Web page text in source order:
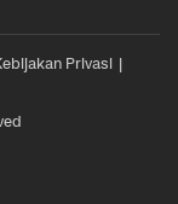
Privasi